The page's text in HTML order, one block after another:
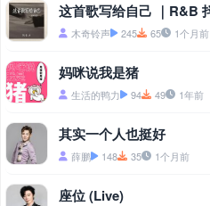
木奇铃声 245 65 1个月前
妈咪说我是猪
生活的鸭力 94 49 1年前
其实一个人也挺好
薛鹏 148 35 1个月前
座位 (Live)